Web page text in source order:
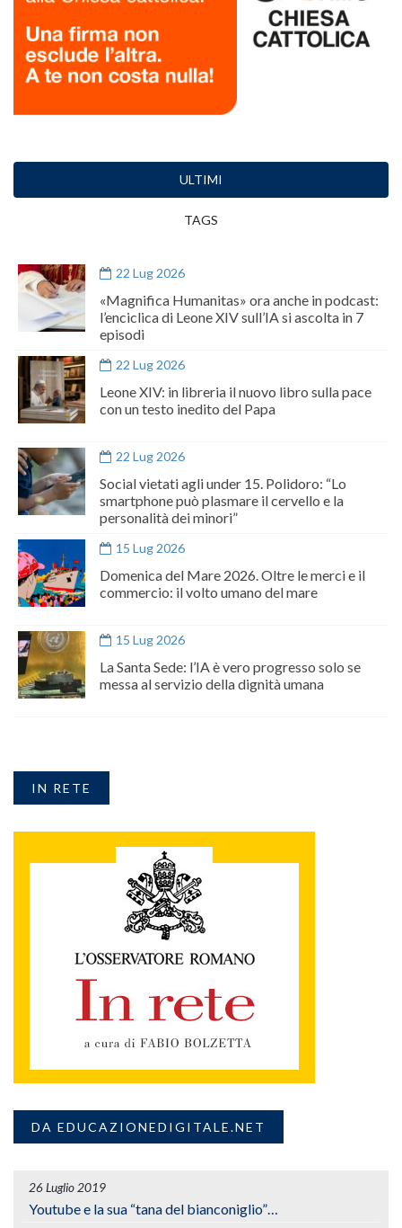
ULTIMI
TAGS
22 Lug 2026
«Magnifica Humanitas» ora anche in podcast:
l’enciclica di Leone XIV sull’IA si ascolta in 7
episodi
22 Lug 2026
Leone XIV: in libreria il nuovo libro sulla pace
con un testo inedito del Papa
22 Lug 2026
Social vietati agli under 15. Polidoro: “Lo
smartphone può plasmare il cervello e la
personalità dei minori”
15 Lug 2026
Domenica del Mare 2026. Oltre le merci e il
commercio: il volto umano del mare
15 Lug 2026
La Santa Sede: l’IA è vero progresso solo se
messa al servizio della dignità umana
IN RETE
DA EDUCAZIONEDIGITALE.NET
26 Luglio 2019
Youtube e la sua “tana del bianconiglio”…